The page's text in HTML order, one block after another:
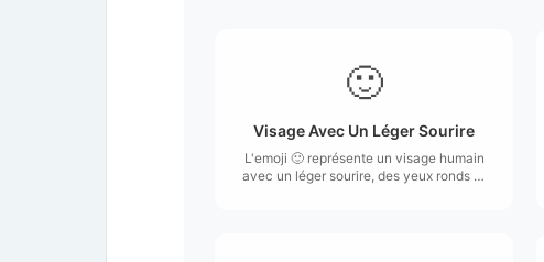
🙂
Visage Avec Un Léger Sourire
L'emoji 🙂 représente un visage humain
avec un léger sourire, des yeux ronds et